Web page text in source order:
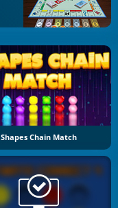
Shapes Chain Match